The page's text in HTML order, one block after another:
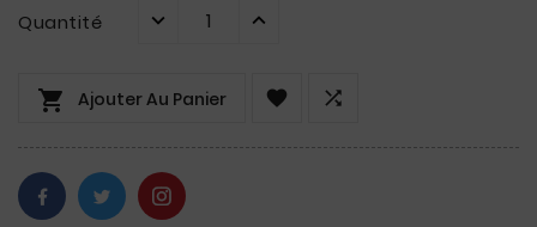
Quantité
 Ajouter Au Panier  